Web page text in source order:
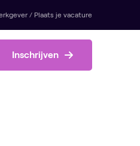
/ Plaats je vacature
Inschrijven